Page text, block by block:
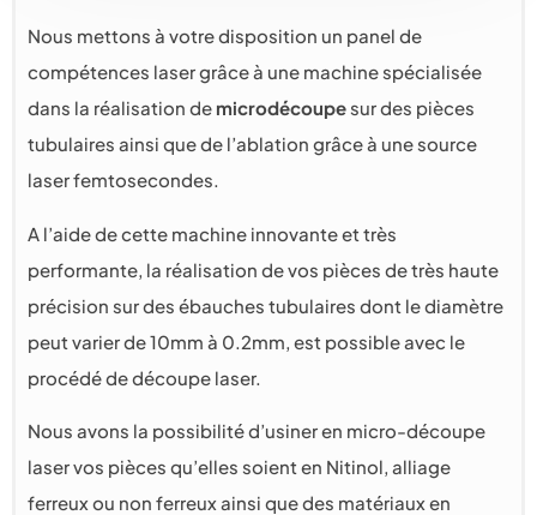
Nous mettons à votre disposition un panel de
compétences laser grâce à une machine spécialisée
dans la réalisation de microdécoupesur des pièces
tubulaires ainsi que de l’ablation grâce à une source
laser femtosecondes.
A l’aide de cette machine innovante et très
performante, la réalisation de vos pièces de très haute
précision sur des ébauches tubulaires dont le diamètre
peut varier de 10mm à 0.2mm, est possible avec le
procédé de découpe laser.
Nous avons la possibilité d’usiner en micro-découpe
laser vos pièces qu’elles soient en Nitinol, alliage
ferreux ou non ferreux ainsi que des matériaux en